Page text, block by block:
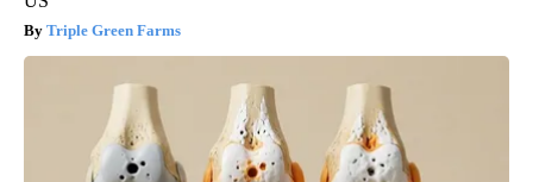
Triple Green Farms